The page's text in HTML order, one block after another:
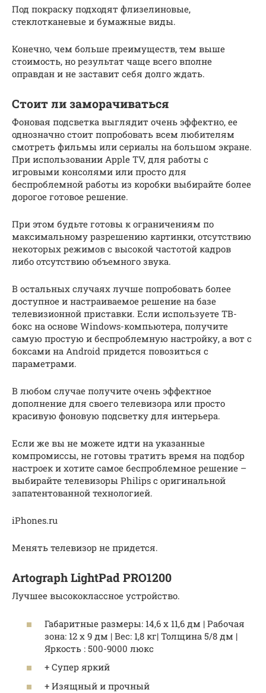
Под покраску подходят флизелиновые,
стеклотканевые и бумажные виды.
Конечно, чем больше преимуществ, тем выше
стоимость, но результат чаще всего вполне
оправдан и не заставит себя долго ждать.
Стоит ли заморачиваться
Фоновая подсветка выглядит очень эффектно, ее
однозначно стоит попробовать всем любителям
смотреть фильмы или сериалы на большом экране.
При использовании Apple TV, для работы с
игровыми консолями или просто для
беспроблемной работы из коробки выбирайте более
дорогое готовое решение.
При этом будьте готовы к ограничениям по
максимальному разрешению картинки, отсутствию
некоторых режимов с высокой частотой кадров
либо отсутствию объемного звука.
В остальных случаях лучше попробовать более
доступное и настраиваемое решение на базе
телевизионной приставки. Если используете ТВ-
бокс на основе Windows-компьютера, получите
самую простую и беспроблемную настройку, а вот с
боксами на Android придется повозиться с
параметрами.
В любом случае получите очень эффектное
дополнение для своего телевизора или просто
красивую фоновую подсветку для интерьера.
Если же вы не можете идти на указанные
компромиссы, не готовы тратить время на подбор
настроек и хотите самое беспроблемное решение –
выбирайте телевизоры Philips с оригинальной
запатентованной технологией.
iPhones.ru
Менять телевизор не придется.
Artograph LightPad PRO1200
Лучшее высококлассное устройство.
Габаритные размеры: 14,6 х 11,6 дм | Рабочая
зона: 12 х 9 дм | Вес: 1,8 кг| Толщина 5/8 дм |
Яркость : 500-9000 люкс
+ Супер яркий
+ Изящный и прочный